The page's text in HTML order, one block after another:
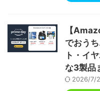
【
でおう
ト・イ
な3製品
2026/7/